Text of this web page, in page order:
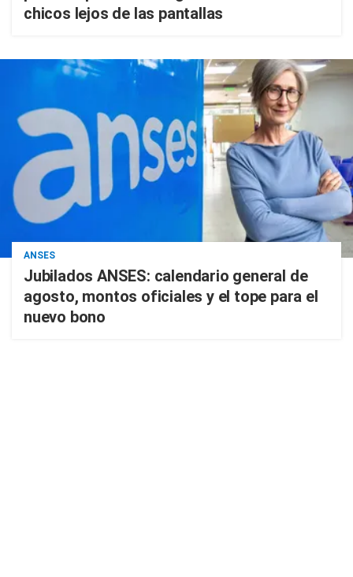
chicos lejos de las pantallas
ANSES
Jubilados ANSES: calendario general de
agosto, montos oficiales y el tope para el
nuevo bono